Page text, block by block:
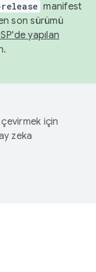
manifest
son sürümü
yapılan
için
zeka